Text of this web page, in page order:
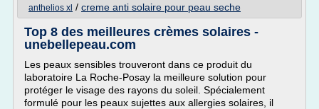
anthelios xl / creme anti solaire pour peau seche
Top 8 des meilleures crèmes solaires -
unebellepeau.com
Les peaux sensibles trouveront dans ce produit du
laboratoire La Roche-Posay la meilleure solution pour
protéger le visage des rayons du soleil. Spécialement
formulé pour les peaux sujettes aux allergies solaires, il